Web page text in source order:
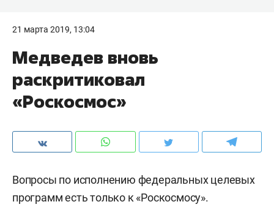
21 марта 2019, 13:04
Медведев вновь
раскритиковал
«Роскосмос»
Вопросы по исполнению федеральных целевых
программ есть только к «Роскосмосу».